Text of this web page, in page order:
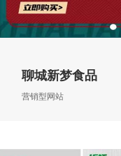
聊城新梦食品
营销型网站